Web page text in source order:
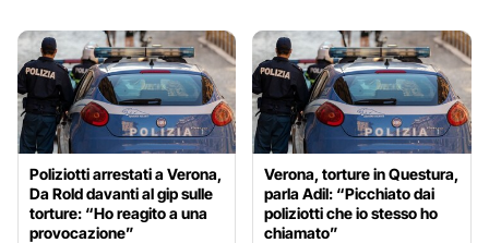
Poliziotti arrestati a Verona,
Da Rold davanti al gip sulle
torture: “Ho reagito a una
provocazione”
Verona, torture in Questura,
parla Adil: “Picchiato dai
poliziotti che io stesso ho
chiamato”